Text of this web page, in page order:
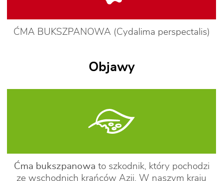
ĆMA BUKSZPANOWA (Cydalima perspectalis)
Objawy
Ćma bukszpanowa to szkodnik, który pochodzi
ze wschodnich krańców Azji. W naszym kraju